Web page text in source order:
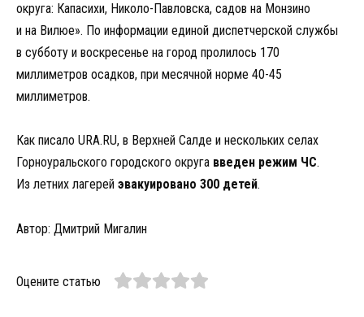
округа: Капасихи, Николо-Павловска, садов на Монзино
и на Вилюе». По информации единой диспетчерской службы
в субботу и воскресенье на город пролилось 170
миллиметров осадков, при месячной норме 40-45
миллиметров.
Как писало URA.RU, в Верхней Салде и нескольких селах
Горноуральского городского округа введен режим ЧС.
Из летних лагерей эвакуировано 300 детей.
Автор: Дмитрий Мигалин
Оцените статью